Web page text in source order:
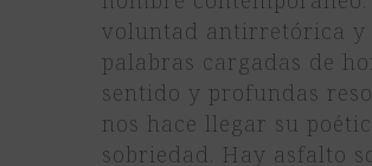
voluntad antirretórica y
palabras cargadas de
sentido y profundas
nos hace llegar su
sobriedad. Hay asfalto